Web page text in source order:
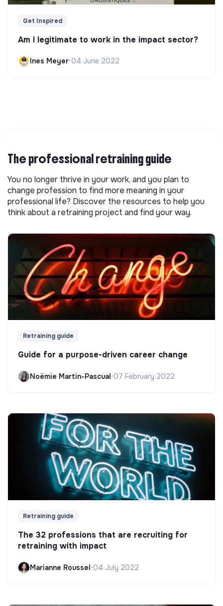
Get Inspired
Am I legitimate to work in the impact sector?
Ines Meyer•04 June 2022
The professional retraining guide
You no longer thrive in your work, and you plan to
change profession to find more meaning in your
professional life? Discover the resources to help you
think about a retraining project and find your way.
Retraining guide
Guide for a purpose-driven career change
Noëmie Martin-Pascual•07 February 2022
Retraining guide
The 32 professions that are recruiting for
retraining with impact
Marianne Roussel•04 July 2022